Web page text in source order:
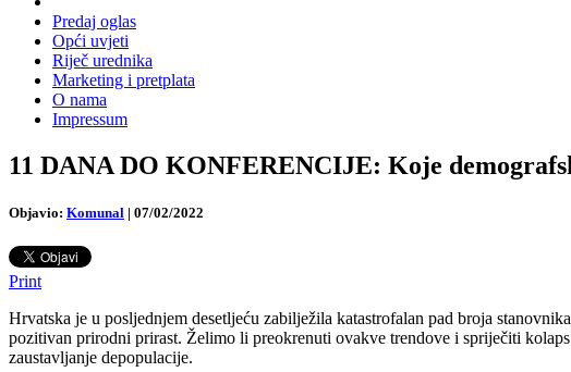
Predaj oglas
Opći uvjeti
Riječ urednika
Marketing i pretplata
O nama
Impressum
11 DANA DO KONFERENCIJE: Koje
Objavio: Komunal | 07/02/2022
Print
Hrvatska je u posljednjem desetljeću zabilježila katastrofalan pad broja
pozitivan prirodni prirast. Želimo li preokrenuti ovakve trendove i spriječiti
zaustavljanje depopulacije.